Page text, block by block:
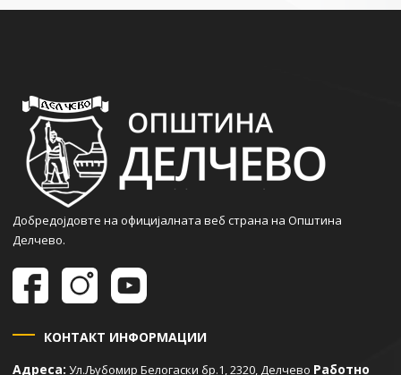
Добредојдовте на официјалната веб страна на Општина
Делчево.
КОНТАКТ ИНФОРМАЦИИ
Адреса: Ул.Љубомир Белогаски бр.1, 2320, Делчево Работно